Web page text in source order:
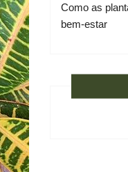
Como as
bem-estar